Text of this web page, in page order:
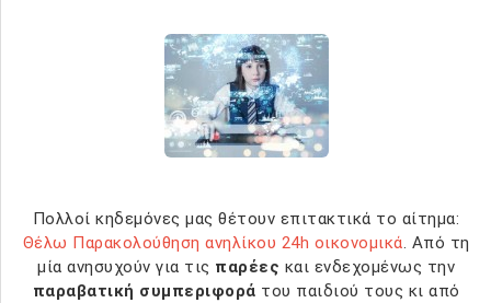
Πολλοί κηδεμόνες μας θέτουν επιτακτικά το αίτημα:
Θέλω Παρακολούθηση ανηλίκου 24h οικονομικά. Από τη
μία ανησυχούν για τις παρέες και ενδεχομένως την
παραβατική συμπεριφορά του παιδιού τους κι από